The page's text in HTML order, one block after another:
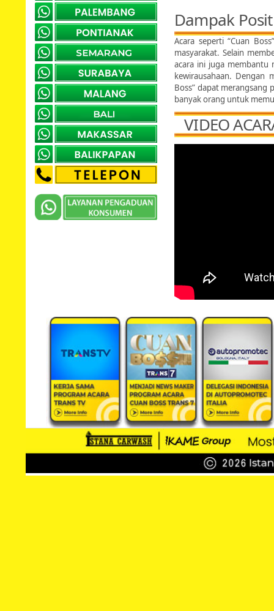
Dampak
Acara seperti “Cuan
masyarakat. Selain
acara ini juga membantu
kewirausahaan. Dengan
Boss” dapat
banyak orang untuk
VIDEO